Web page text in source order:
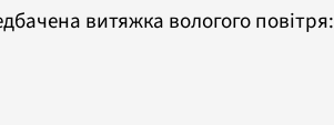
витяжка вологого